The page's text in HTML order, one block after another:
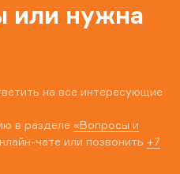
или нужна
на все интересующие
в разделе «Вопросы и
чате или позвонить +7